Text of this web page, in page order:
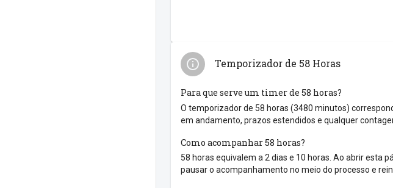
Temporizador de 58 Horas
Para que serve um timer de 58 horas?
O temporizador de 58 horas (3480 minutos)
em andamento, prazos estendidos e qualquer
Como acompanhar 58 horas?
58 horas equivalem a 2 dias e 10 horas. Ao abrir esta
pausar o acompanhamento no meio do processo e